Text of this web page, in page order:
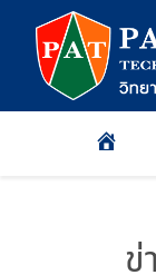
หน้าเเรก